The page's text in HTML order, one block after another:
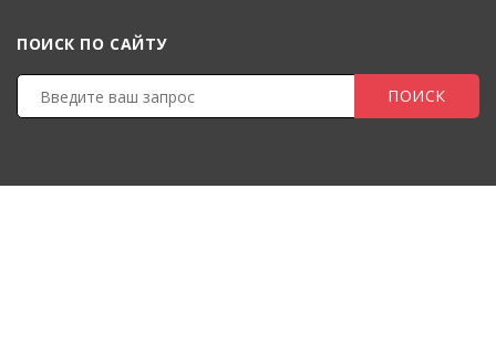
ПОИСК ПО САЙТУ
ПОИСК